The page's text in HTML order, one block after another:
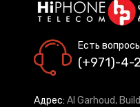
Есть
(+971)-4-
Адрес: Al Garhoud,